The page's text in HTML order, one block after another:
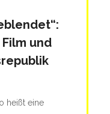
und
heißt eine